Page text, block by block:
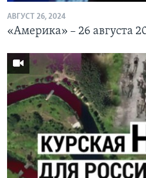
АВГУСТ 26, 2024
«Америка» – 26 августа